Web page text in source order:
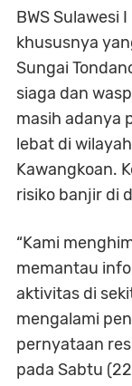
BWS Sulawesi
khususnya
Sungai
siaga dan
masih adanya
lebat di
Kawangkoan.
risiko banjir di
“Kami
memantau
aktivitas di
mengalami
pernyataan
pada Sabtu